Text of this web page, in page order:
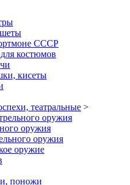
СССР
костюмов
кисеты
театральные >
оружия
оружия
оружия
оружие
поножи